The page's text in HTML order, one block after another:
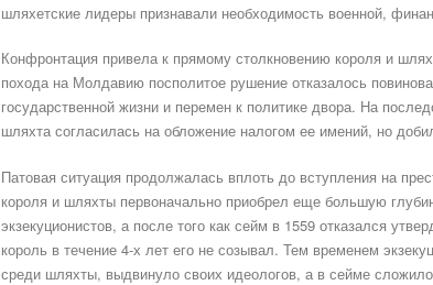
шляхетские лидеры признавали необходимость военной,
Конфронтация привела к прямому столкновению короля и
похода на Молдавию посполитое рушение отказалось
государственной жизни и перемен к политике двора. На
шляхта согласилась на обложение налогом ее имений, но
Патовая ситуация продолжалась вплоть до вступления на
короля и шляхты первоначально приобрел еще большую
экзекуционистов, а после того как сейм в 1559 отказался
король в течение 4-х лет его не созывал. Тем временем
среди шляхты, выдвинуло своих идеологов, а в сейме